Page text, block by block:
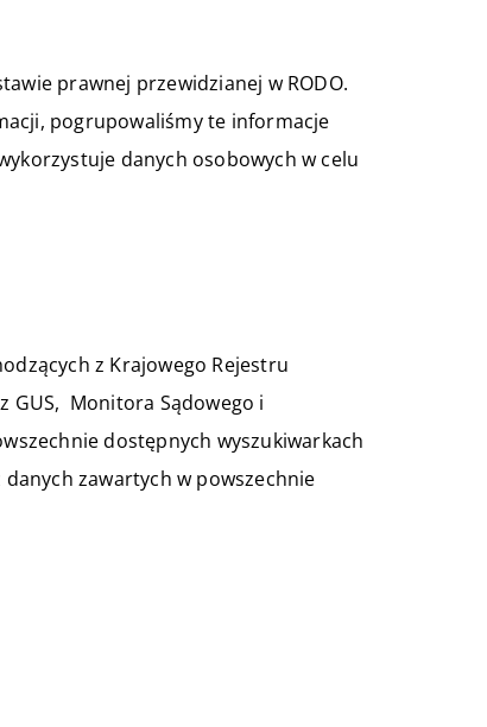
prawnej przewidzianej w RODO.
pogrupowaliśmy te informacje
danych osobowych w celu
z Krajowego Rejestru
GUS, Monitora Sądowego i
dostępnych wyszukiwarkach
zawartych w powszechnie